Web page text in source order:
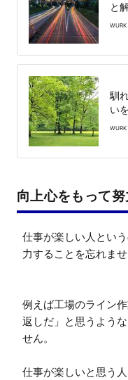
と
WURK
馴
い
WURK
向上心をもって
仕事が楽しい人とい
力することを忘れませ
例えば工場のライン
返しだ」と思うよう
せん。
仕事が楽しいと思う